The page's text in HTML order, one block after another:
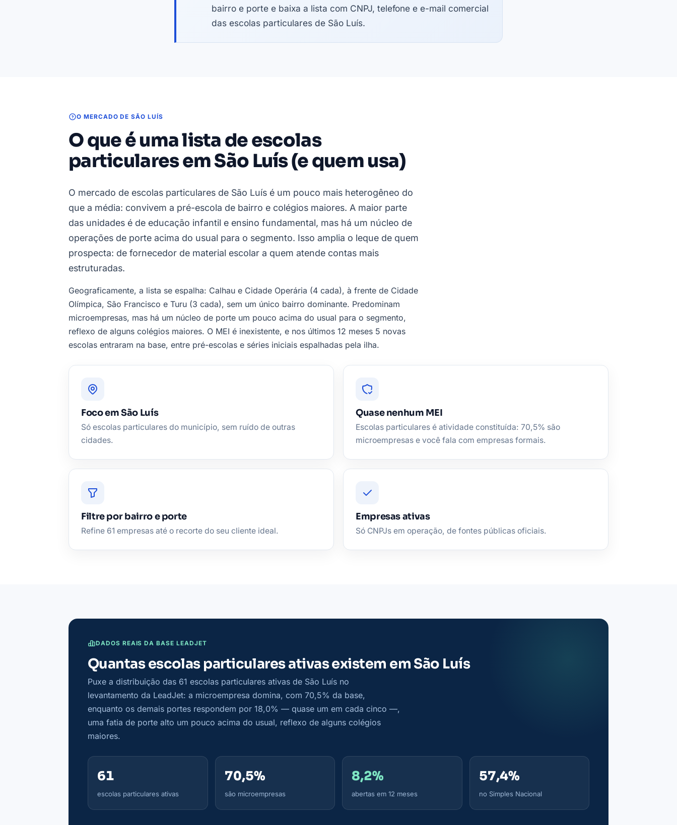
bairro e porte e baixa a lista com CNPJ, telefone e e-mail comercial
das escolas particulares de São Luís.
O MERCADO DE SÃO LUÍS
O que é uma lista de escolas
particulares em São Luís (e quem usa)
O mercado de escolas particulares de São Luís é um pouco mais heterogêneo do
que a média: convivem a pré-escola de bairro e colégios maiores. A maior parte
das unidades é de educação infantil e ensino fundamental, mas há um núcleo de
operações de porte acima do usual para o segmento. Isso amplia o leque de quem
prospecta: de fornecedor de material escolar a quem atende contas mais
estruturadas.
Geograficamente, a lista se espalha: Calhau e Cidade Operária (4 cada), à frente de Cidade
Olímpica, São Francisco e Turu (3 cada), sem um único bairro dominante. Predominam
microempresas, mas há um núcleo de porte um pouco acima do usual para o segmento,
reflexo de alguns colégios maiores. O MEI é inexistente, e nos últimos 12 meses 5 novas
escolas entraram na base, entre pré-escolas e séries iniciais espalhadas pela ilha.
Foco em São Luís
Só escolas particulares do município, sem ruído de outras
cidades.
Quase nenhum MEI
Escolas particulares é atividade constituída: 70,5% são
microempresas e você fala com empresas formais.
Filtre por bairro e porte
Refine 61 empresas até o recorte do seu cliente ideal.
Empresas ativas
Só CNPJs em operação, de fontes públicas oficiais.
DADOS REAIS DA BASE LEADJET
Quantas escolas particulares ativas existem em São Luís
Puxe a distribuição das 61 escolas particulares ativas de São Luís no
levantamento da LeadJet: a microempresa domina, com 70,5% da base,
enquanto os demais portes respondem por 18,0% — quase um em cada cinco —,
uma fatia de porte alto um pouco acima do usual, reflexo de alguns colégios
maiores.
61
escolas particulares ativas
70,5%
são microempresas
8,2%
abertas em 12 meses
57,4%
no Simples Nacional